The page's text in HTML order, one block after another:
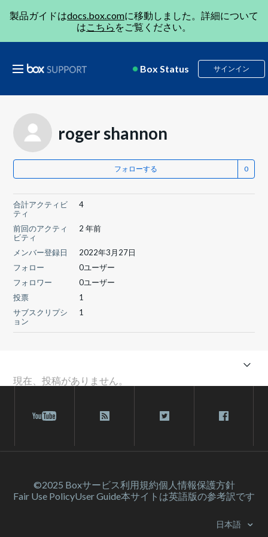
製品ガイドはdocs.box.comに移動しました。詳細について
はこちら をご覧ください。
Box Status サインイン
roger shannon
フォローする
合計アクティビ
ティ
4
前回のアクティ
ビティ
2 年前
メンバー登録日
2022年3月27日
フォロー
0ユーザー
フォロワー
0ユーザー
投票
1
サブスクリプシ
ョン
1
現在、投稿がありません。
©2025 Boxサービス利⽤規約個人情報保護方針
Fair Use PolicyUser Guide本サイトは英語版の参考訳です
日本語